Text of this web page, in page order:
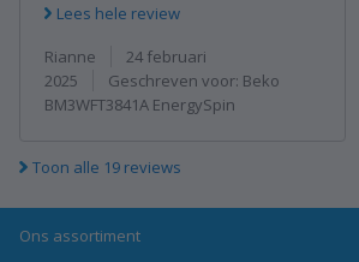
Lees hele review
Rianne
24 februari
2025
Geschreven voor: Beko
BM3WFT3841A EnergySpin
Toon alle 19 reviews
Ons assortiment